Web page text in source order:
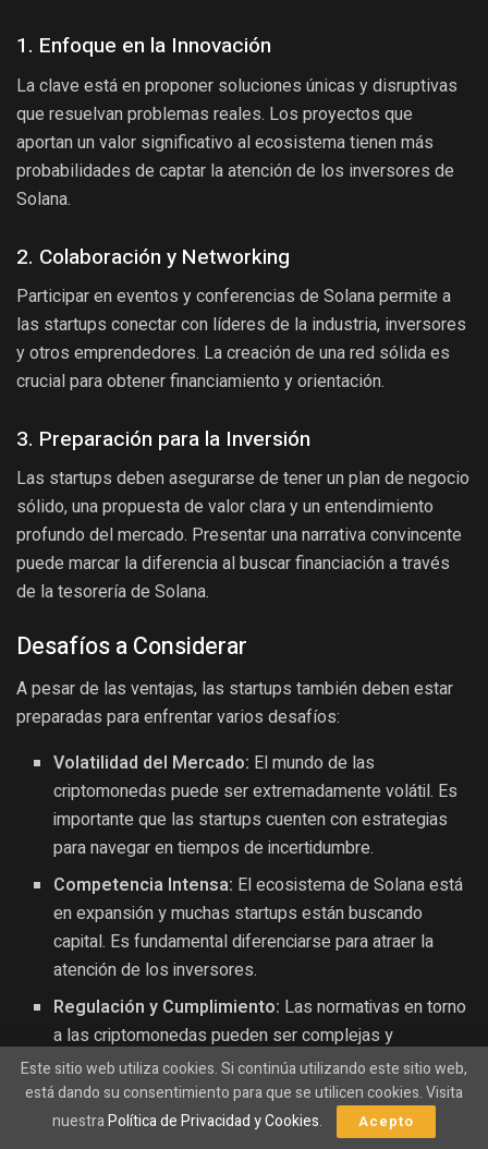
1. Enfoque en la Innovación
La clave está en proponer soluciones únicas y disruptivas
que resuelvan problemas reales. Los proyectos que
aportan un valor significativo al ecosistema tienen más
probabilidades de captar la atención de los inversores de
Solana.
2. Colaboración y Networking
Participar en eventos y conferencias de Solana permite a
las startups conectar con líderes de la industria, inversores
y otros emprendedores. La creación de una red sólida es
crucial para obtener financiamiento y orientación.
3. Preparación para la Inversión
Las startups deben asegurarse de tener un plan de negocio
sólido, una propuesta de valor clara y un entendimiento
profundo del mercado. Presentar una narrativa convincente
puede marcar la diferencia al buscar financiación a través
de la tesorería de Solana.
Desafíos a Considerar
A pesar de las ventajas, las startups también deben estar
preparadas para enfrentar varios desafíos:
Volatilidad del Mercado: El mundo de las
criptomonedas puede ser extremadamente volátil. Es
importante que las startups cuenten con estrategias
para navegar en tiempos de incertidumbre.
Competencia Intensa: El ecosistema de Solana está
en expansión y muchas startups están buscando
capital. Es fundamental diferenciarse para atraer la
atención de los inversores.
Regulación y Cumplimiento: Las normativas en torno
a las criptomonedas pueden ser complejas y
cambiantes. Asegurarse de cumplir con las
regulaciones es esencial para la sostenibilidad a largo
plazo.
Este sitio web utiliza cookies. Si continúa utilizando este sitio web,
está dando su consentimiento para que se utilicen cookies. Visita
nuestraPolítica de Privacidad y Cookies. Acepto